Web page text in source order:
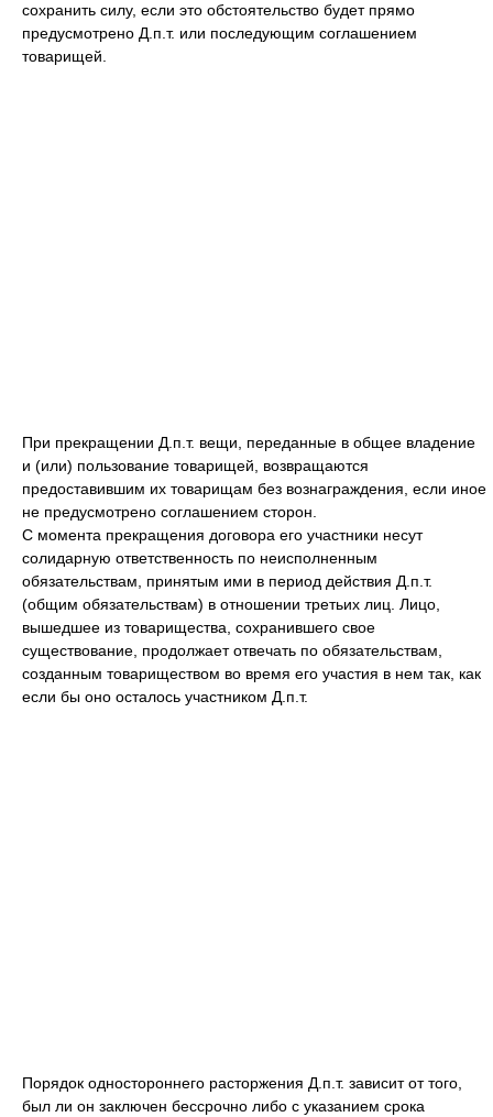
сохранить силу, если это обстоятельство будет прямо
предусмотрено Д.п.т. или последующим соглашением
товарищей.
При прекращении Д.п.т. вещи, переданные в общее владение
и (или) пользование товарищей, возвращаются
предоставившим их товарищам без вознаграждения, если иное
не предусмотрено соглашением сторон.
С момента прекращения договора его участники несут
солидарную ответственность по неисполненным
обязательствам, принятым ими в период действия Д.п.т.
(общим обязательствам) в отношении третьих лиц. Лицо,
вышедшее из товарищества, сохранившего свое
существование, продолжает отвечать по обязательствам,
созданным товариществом во время его участия в нем так, как
если бы оно осталось участником Д.п.т.
Порядок одностороннего расторжения Д.п.т. зависит от того,
был ли он заключен бессрочно либо с указанием срока